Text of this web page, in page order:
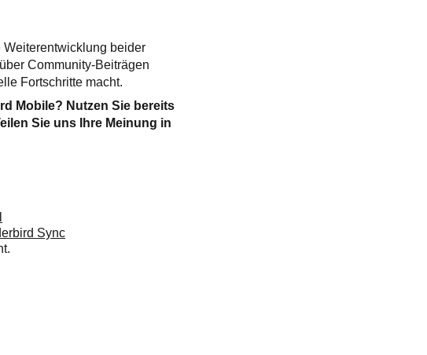
beider
Community-Beiträgen
Fortschritte macht.
Mobile? Nutzen Sie bereits
Sie uns Ihre Meinung in
Sync